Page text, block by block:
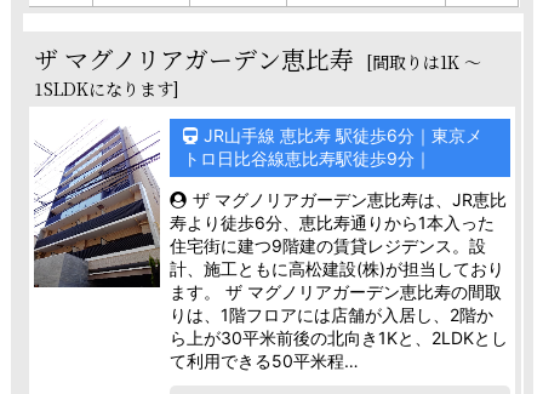
ザ マグノリアガーデン恵比寿 [間取りは1K ～
1SLDKになります]
JR山手線 恵比寿 駅徒歩6分｜東京メ
トロ日比谷線恵比寿駅徒歩9分｜
ザ マグノリアガーデン恵比寿は、JR恵比
寿より徒歩6分、恵比寿通りから1本入った
住宅街に建つ9階建の賃貸レジデンス。設
計、施工ともに高松建設(株)が担当しており
ます。 ザ マグノリアガーデン恵比寿の間取
りは、1階フロアには店舗が入居し、2階か
ら上が30平米前後の北向き1Kと、2LDKとし
て利用できる50平米程…